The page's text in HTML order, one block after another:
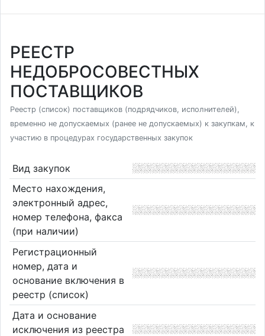
РЕЕСТР
НЕДОБРОСОВЕСТНЫХ
ПОСТАВЩИКОВ
Реестр (список) поставщиков (подрядчиков, исполнителей),
временно не допускаемых (ранее не допускаемых) к закупкам, к
участию в процедурах государственных закупок
Вид закупок
Место нахождения,
электронный адрес,
номер телефона, факса
(при наличии)
Регистрационный
номер, дата и
основание включения в
реестр (список)
Дата и основание
исключения из реестра